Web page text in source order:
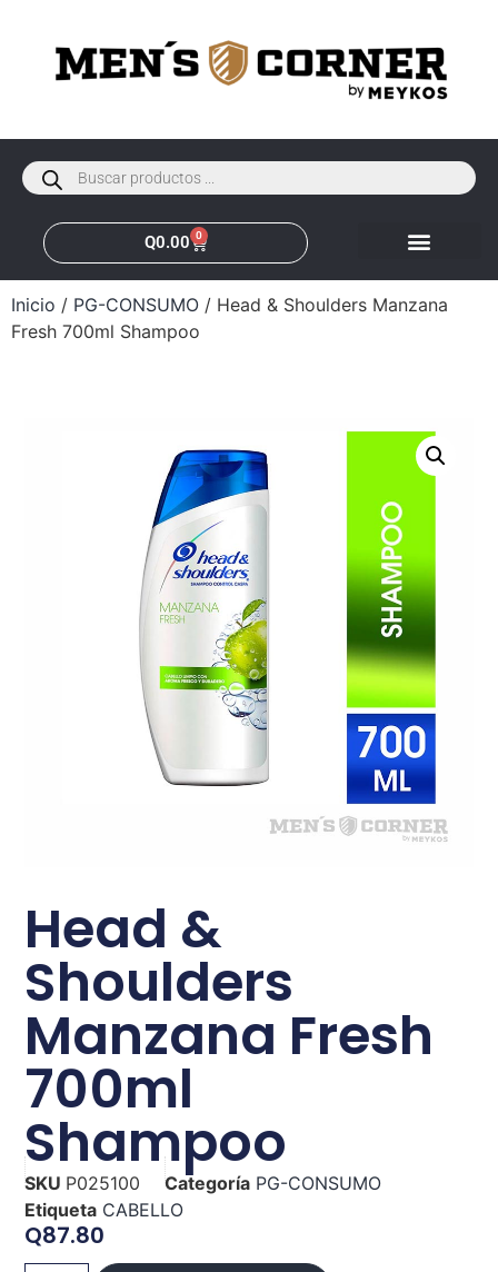
Q0.00 0
Inicio / PG-CONSUMO / Head & Shoulders Manzana
Fresh 700ml Shampoo
Head &
Shoulders
Manzana Fresh
700ml
Shampoo
SKU P025100 Categoría PG-CONSUMO
Etiqueta CABELLO
Q87.80